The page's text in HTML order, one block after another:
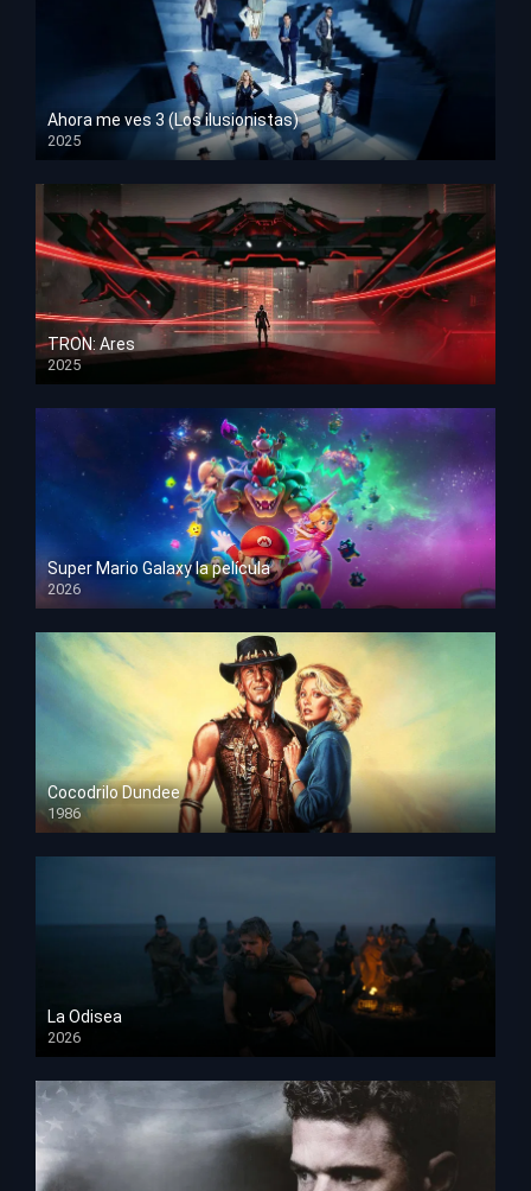
Ahora me ves 3 (Los ilusionistas)
2025
HD 1080p
TRON: Ares
2025
HD 1080p
Super Mario Galaxy la película
2026
HD 1080p
Cocodrilo Dundee
1986
HD 1080p
La Odisea
2026
TS Screener